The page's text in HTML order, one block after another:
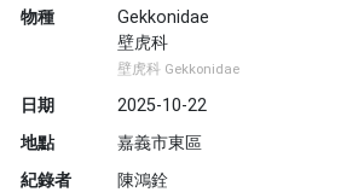
物種
Gekkonidae
壁虎科
壁虎科 Gekkonidae
日期
2025-10-22
地點
嘉義市東區
紀錄者
陳鴻銓